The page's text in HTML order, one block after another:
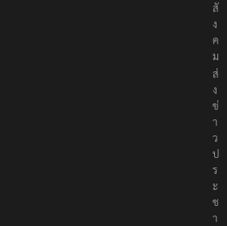
สั
ง
ค
ม
ส่
ง
ข่
า
ว
ป
ร
ะ
ช
า